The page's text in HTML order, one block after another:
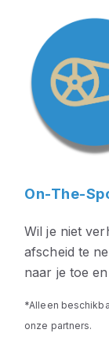
On-The-
Wil je niet
afscheid te
naar je toe
*Alleen
onze partners.